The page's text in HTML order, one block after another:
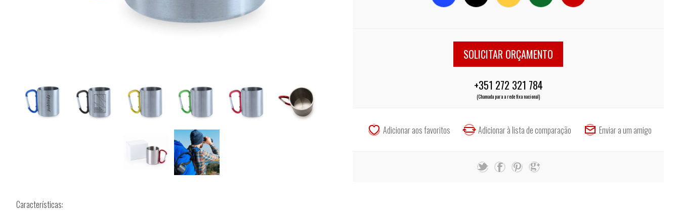
SOLICITAR ORÇAMENTO
+351 272 321 784
(Chamada para a rede fixa nacional)
Características: